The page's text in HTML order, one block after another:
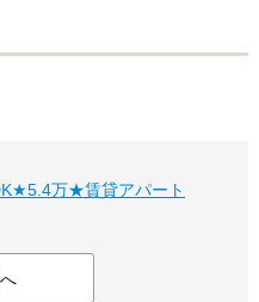
万★賃貸アパート